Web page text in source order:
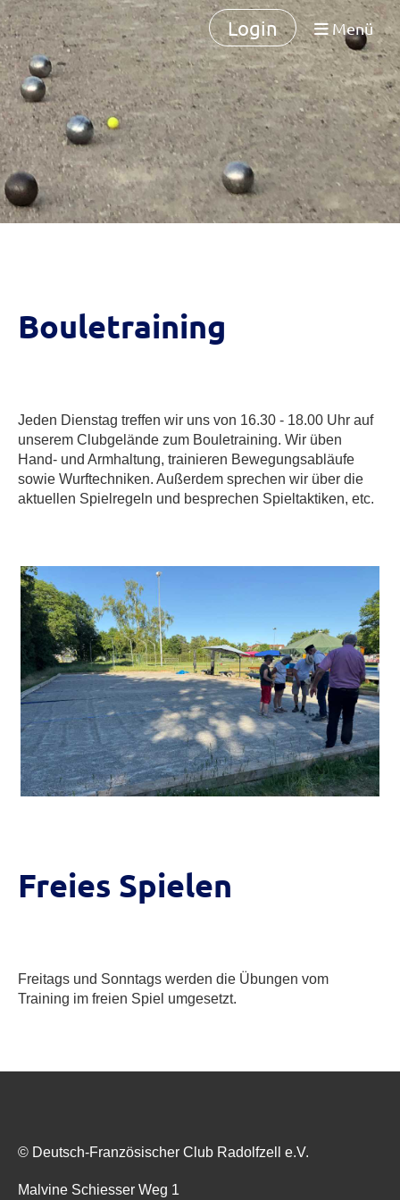
Login Menü
Bouletraining
Jeden Dienstag treffen wir uns von 16.30 - 18.00 Uhr auf
unserem Clubgelände zum Bouletraining. Wir üben
Hand- und Armhaltung, trainieren Bewegungsabläufe
sowie Wurftechniken. Außerdem sprechen wir über die
aktuellen Spielregeln und besprechen Spieltaktiken, etc.
Freies Spielen
Freitags und Sonntags werden die Übungen vom
Training im freien Spiel umgesetzt.
© Deutsch-Französischer Club Radolfzell e.V.
Malvine Schiesser Weg 1